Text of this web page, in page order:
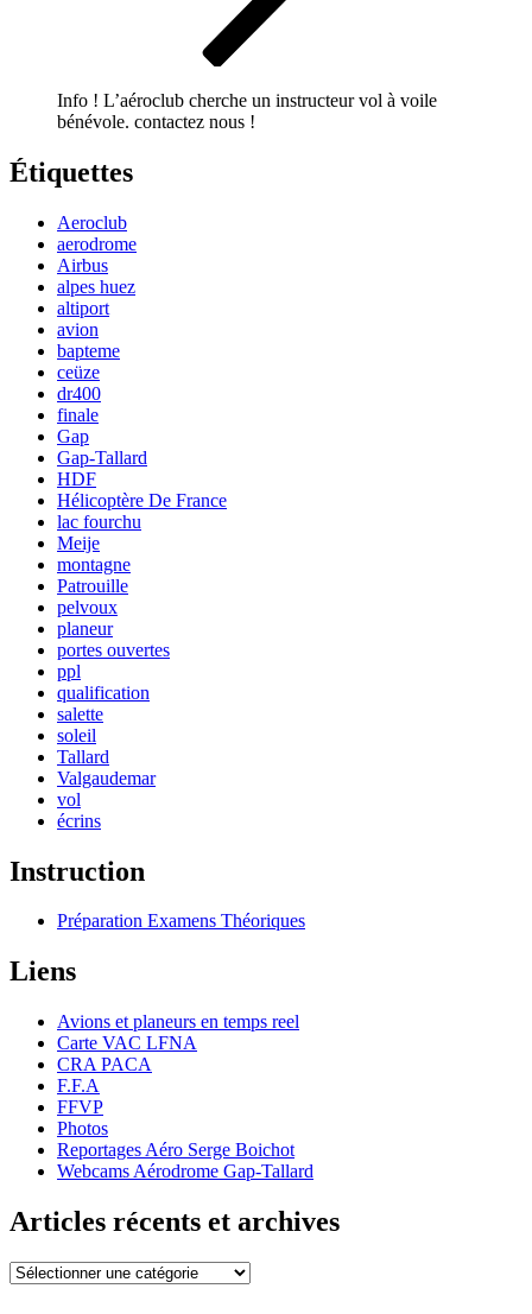
Info ! L’aéroclub cherche un instructeur vol à voile
bénévole. contactez nous !
Étiquettes
Aeroclub
aerodrome
Airbus
alpes huez
altiport
avion
bapteme
ceüze
dr400
finale
Gap
Gap-Tallard
HDF
Hélicoptère De France
lac fourchu
Meije
montagne
Patrouille
pelvoux
planeur
portes ouvertes
ppl
qualification
salette
soleil
Tallard
Valgaudemar
vol
écrins
Instruction
Préparation Examens Théoriques
Liens
Avions et planeurs en temps reel
Carte VAC LFNA
CRA PACA
F.F.A
FFVP
Photos
Reportages Aéro Serge Boichot
Webcams Aérodrome Gap-Tallard
Articles récents et archives
Articles